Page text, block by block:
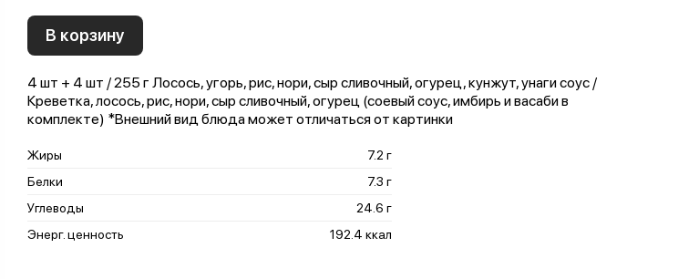
В корзину
4 шт + 4 шт / 255 г Лосось, угорь, рис, нори, сыр сливочный, огурец, кунжут, унаги соус /
Креветка, лосось, рис, нори, сыр сливочный, огурец (соевый соус, имбирь и васаби в
комплекте) *Внешний вид блюда может отличаться от картинки
Жиры
7.2 г
Белки
7.3 г
Углеводы
24.6 г
Энерг. ценность
192.4 ккал